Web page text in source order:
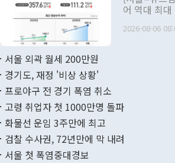
관 부처 장
관의 무리한
다. [정동영 통일부 장관이 지난달 23일 오후 서울 종로구 정부서울청사에
무너졌다고
함께 4자 대
어 역대 최
료=한국은행] 한국은행이 6일 발표한 '2026년 6월 국제수지(잠정)'
며 월간 기
196.9% 급
수출은
2026-08-06
서울 외곽 월세 200만원
경기도, 재정 '비상 상황'
프로야구 전 경기 폭염 취소
고령 취업자 첫 1000만명 돌파
화물선 운임 3주만에 최고
검찰 수사권, 72년만에 막 내려
서울 첫 폭염중대경보